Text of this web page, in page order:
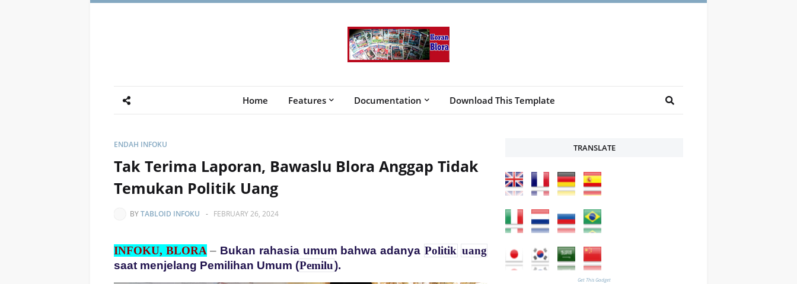
Home Features Documentation Download This Template
ENDAH INFOKU
Tak Terima Laporan, Bawaslu Blora Anggap Tidak
Temukan Politik Uang
BYTABLOID INFOKU - FEBRUARY 26, 2024
INFOKU, BLORA – Bukan rahasia umum bahwa adanya Politik uang
saat menjelang Pemilihan Umum (Pemilu).
TRANSLATE
Get This Gadget